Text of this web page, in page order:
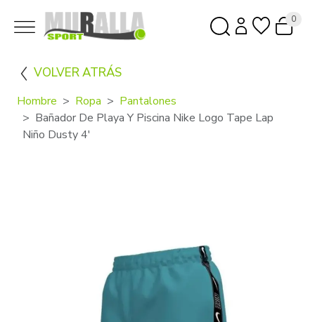
0
VOLVER ATRÁS
Hombre Ropa
Pantalones
Bañador De Playa Y Piscina Nike Logo Tape Lap
Niño Dusty 4'